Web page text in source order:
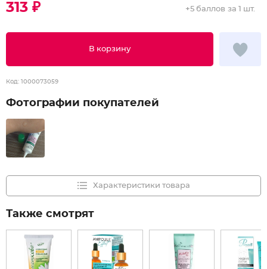
313 ₽
В корзину
+5 баллов за 1 шт.
Код: 1000073059
Фотографии покупателей
Характеристики товара
Также смотрят